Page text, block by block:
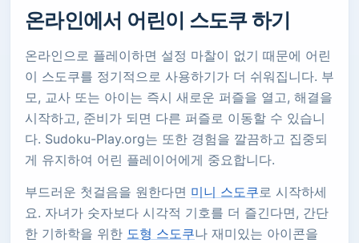
온라인에서 어린이 스도쿠 하기
온라인으로 플레이하면 설정 마찰이 없기 때문에 어린
이 스도쿠를 정기적으로 사용하기가 더 쉬워집니다. 부
모, 교사 또는 아이는 즉시 새로운 퍼즐을 열고, 해결을
시작하고, 준비가 되면 다른 퍼즐로 이동할 수 있습니
다. Sudoku-Play.org는 또한 경험을 깔끔하고 집중되
게 유지하여 어린 플레이어에게 중요합니다.
부드러운 첫걸음을 원한다면 미니 스도쿠로 시작하세
요. 자녀가 숫자보다 시각적 기호를 더 즐긴다면, 간단
한 기하학을 위한 도형 스도쿠나 재미있는 아이콘을